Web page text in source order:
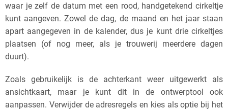
waar je zelf de datum met een rood, handgetekend cirkeltje
kunt aangeven. Zowel de dag, de maand en het jaar staan
apart aangegeven in de kalender, dus je kunt drie cirkeltjes
plaatsen (of nog meer, als je trouwerij meerdere dagen
duurt).
Zoals gebruikelijk is de achterkant weer uitgewerkt als
ansichtkaart, maar je kunt dit in de ontwerptool ook
aanpassen. Verwijder de adresregels en kies als optie bij het